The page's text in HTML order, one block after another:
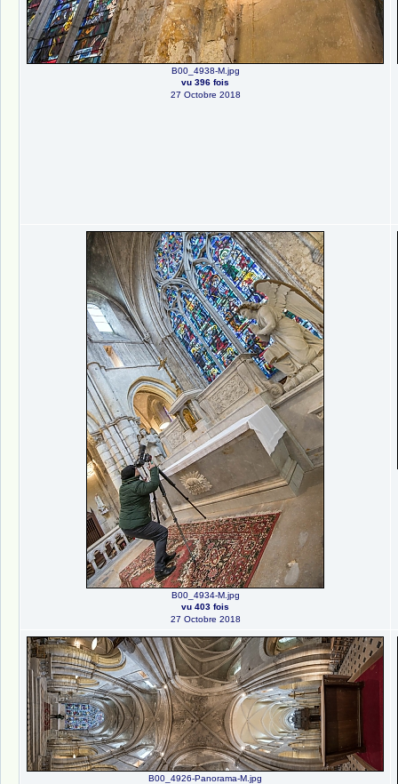
B00_4938-M.jpg
vu 396 fois
27 Octobre 2018
B00_4934-M.jpg
vu 403 fois
27 Octobre 2018
B00_4926-Panorama-M.jpg